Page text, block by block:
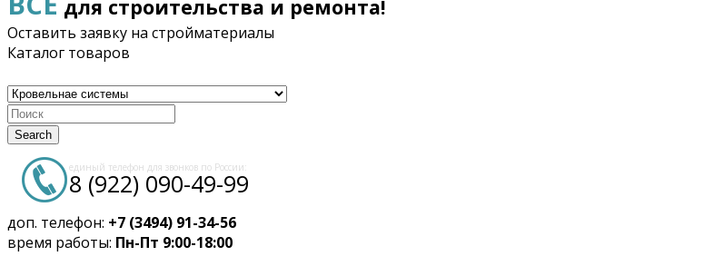
для строительства и ремонта!
Оставить заявку на стройматериалы
Каталог товаров
Search
единый телефон для звонков по России:
8 (922) 090-49-99
доп. телефон: +7 (3494) 91-34-56
время работы: Пн-Пт 9:00-18:00